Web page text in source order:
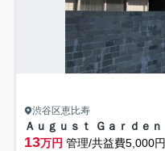
渋谷区恵比寿
Ａｕｇｕｓｔ Ｇａｒｄｅｎ
13万円 管理/共益費5,000円